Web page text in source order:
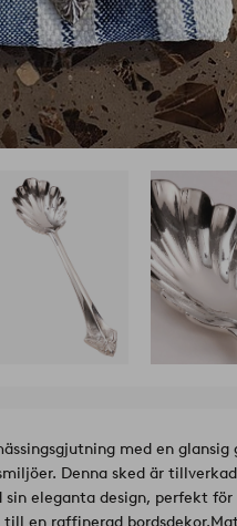
med en
Denna sked är
sin eleganta design, perfekt
en raffinerad bordsdekor.